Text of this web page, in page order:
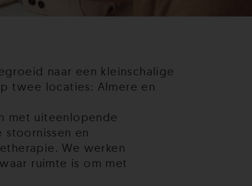
naar een kleinschalige
twee locaties: Almere en
met uiteenlopende
stoornissen en
We werken
ruimte is om met